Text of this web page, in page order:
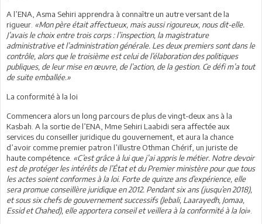
A l’ENA, Asma Sehiri apprendra à connaître un autre versant de la
rigueur. «Mon père était affectueux, mais aussi rigoureux, nous dit-elle.
J’avais le choix entre trois corps : l’inspection, la magistrature
administrative et l’administration générale. Les deux premiers sont dans le
contrôle, alors que le troisième est celui de l’élaboration des politiques
publiques, de leur mise en œuvre, de l’action, de la gestion. Ce défi m’a tout
de suite emballée.»
La conformité à la loi
Commencera alors un long parcours de plus de vingt-deux ans à la
Kasbah. A la sortie de l’ENA, Mme Sehiri Laabidi sera affectée aux
services du conseiller juridique du gouvernement, et aura la chance
d’avoir comme premier patron l’illustre Othman Chérif, un juriste de
haute compétence. «C’est grâce à lui que j’ai appris le métier. Notre devoir
est de protéger les intérêts de l’État et du Premier ministère pour que tous
les actes soient conformes à la loi. Forte de quinze ans d’expérience, elle
sera promue conseillère juridique en 2012. Pendant six ans (jusqu’en 2018),
et sous six chefs de gouvernement successifs (Jebali, Laarayedh, Jomaa,
Essid et Chahed), elle apportera conseil et veillera à la conformité à la loi»